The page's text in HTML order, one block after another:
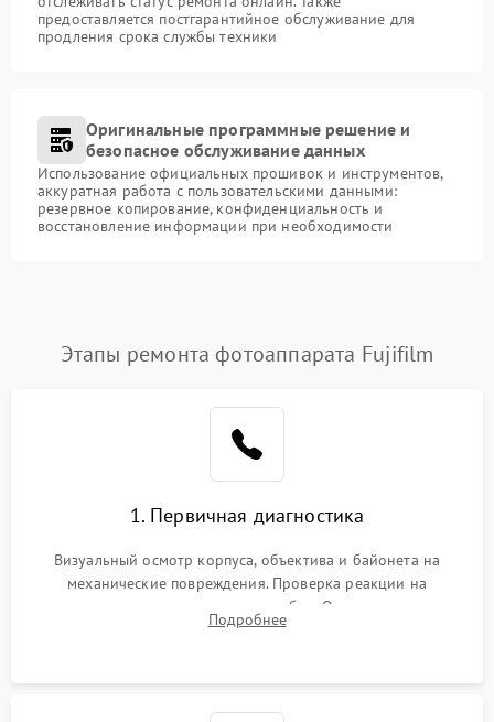
предоставляется постгарантийное обслуживание для
продления срока службы техники
Оригинальные программные решение и
безопасное обслуживание данных
Использование официальных прошивок и инструментов,
аккуратная работа с пользовательскими данными:
резервное копирование, конфиденциальность и
восстановление информации при необходимости
Этапы ремонта фотоаппарата Fujifilm
1. Первичная диагностика
Визуальный осмотр корпуса, объектива и байонета на
механические повреждения. Проверка реакции на
включение, считывание кодов ошибок. Оценка состояния
матрицы и затвора, проверка работы автофокуса и вспышки.
Подробнее